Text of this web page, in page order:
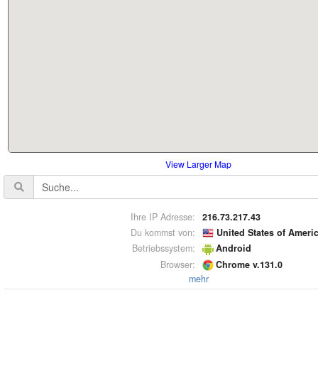
View Larger Map
Ihre IP Adresse:
216.73.217.43
Du kommst von:
United States of
Betriebssystem:
Android
Browser:
Chrome v.131.0
mehr